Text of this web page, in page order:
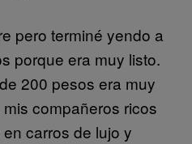
pero terminé yendo a
porque era muy listo.
200 pesos era muy
compañeros ricos
carros de lujo y